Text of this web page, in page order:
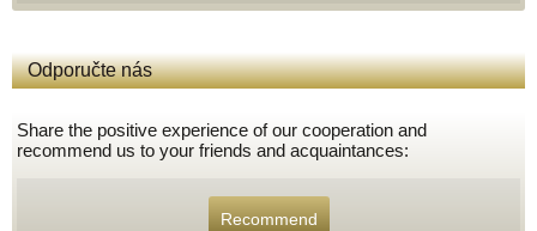
Odporučte nás
Share the positive experience of our cooperation and
recommend us to your friends and acquaintances:
Recommend